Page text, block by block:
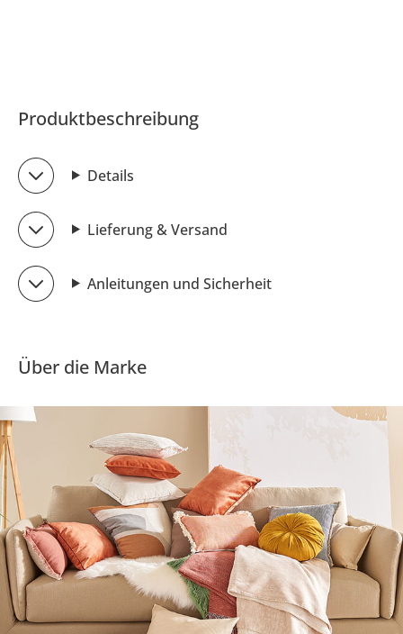
Produktbeschreibung
Details
Lieferung & Versand
Anleitungen und Sicherheit
Über die Marke